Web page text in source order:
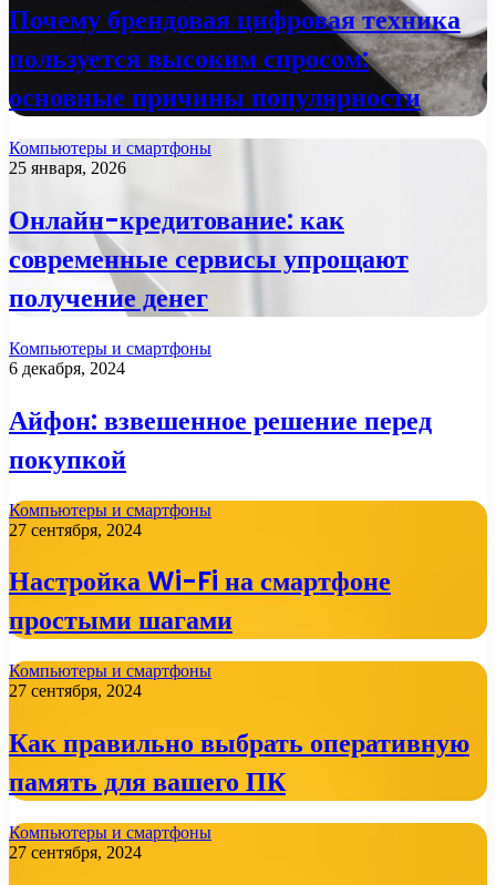
Почему брендовая цифровая техника
пользуется высоким спросом:
основные причины популярности
Компьютеры и смартфоны
25 января, 2026
Онлайн-кредитование: как
современные сервисы упрощают
получение денег
Компьютеры и смартфоны
6 декабря, 2024
Айфон: взвешенное решение перед
покупкой
Компьютеры и смартфоны
27 сентября, 2024
Настройка Wi-Fi на смартфоне
простыми шагами
Компьютеры и смартфоны
27 сентября, 2024
Как правильно выбрать оперативную
память для вашего ПК
Компьютеры и смартфоны
27 сентября, 2024